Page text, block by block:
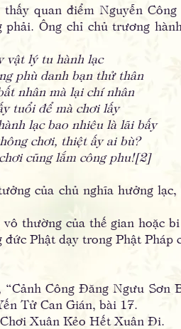
quan điểm Nguyễn
phải. Ông chỉ chủ trương
vật lý tu hành lạc
bạn thử thân
mà lại chí nhân
mà chơi lấy
nhiêu là lãi bấy
thiệt ấy ai bù?
lắm công phu![2]
của chủ nghĩa hưởng lạc,
thường của thế gian hoặc bi
Phật dạy trong Phật Pháp
Công Đăng Ngưu
Tử Can Gián, bài 17.
Xuân Kẻo Hết Xuân Đi.